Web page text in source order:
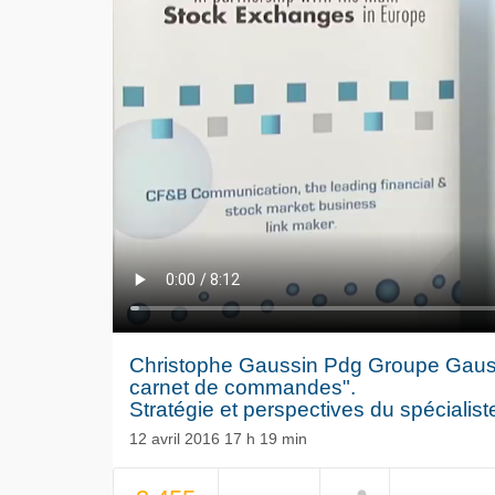
NOW PLAYING
Christophe Gaussin Pdg Groupe
carnet de commandes".
Stratégie et perspectives du
12 avril 2016 17 h 19 min